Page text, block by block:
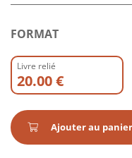
FORMAT
Livre relié
20.00 €
Ajouter au panier